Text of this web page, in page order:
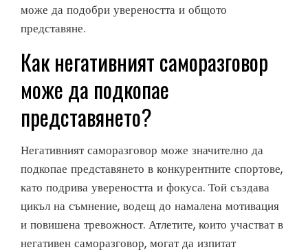
може да подобри увереността и общото
представяне.
Как негативният саморазговор
може да подкопае
представянето?
Негативният саморазговор може значително да
подкопае представянето в конкурентните спортове,
като подрива увереността и фокуса. Той създава
цикъл на съмнение, водещ до намалена мотивация
и повишена тревожност. Атлетите, които участват в
негативен саморазговор, могат да изпитат